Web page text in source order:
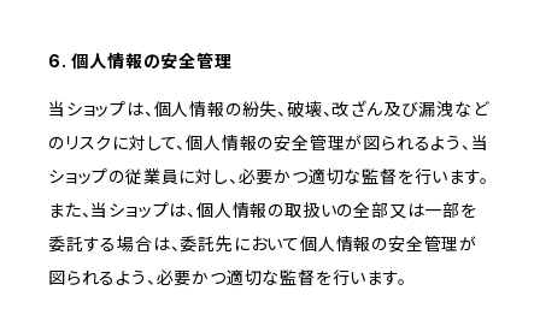
6. 個人情報の安全管理
当ショップは、個人情報の紛失、破壊、改ざん及び漏洩など
のリスクに対して、個人情報の安全管理が図られるよう、当
ショップの従業員に対し、必要かつ適切な監督を行います。
また、当ショップは、個人情報の取扱いの全部又は一部を
委託する場合は、委託先において個人情報の安全管理が
図られるよう、必要かつ適切な監督を行います。